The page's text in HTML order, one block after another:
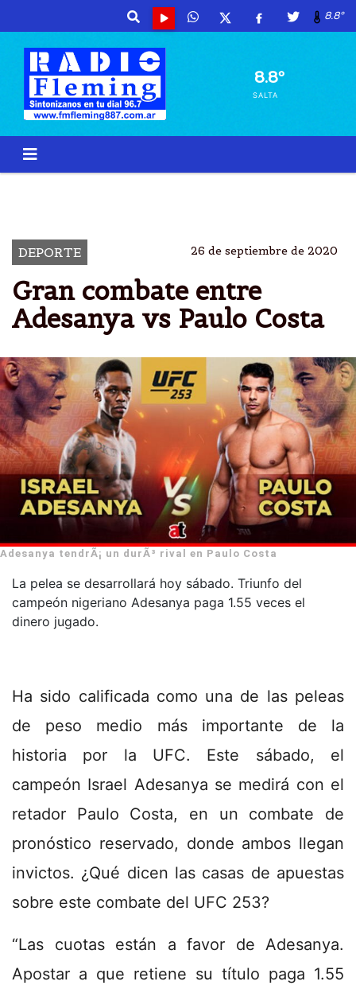
8.8º
8.8º
SALTA
DEPORTE 26 de septiembre de 2020
Gran combate entre
Adesanya vs Paulo Costa
Adesanya tendrÃ¡ un durÃ³ rival en Paulo Costa
La pelea se desarrollará hoy sábado. Triunfo del
campeón nigeriano Adesanya paga 1.55 veces el
dinero jugado.
Ha sido calificada como una de las peleas
de peso medio más importante de la
historia por la UFC. Este sábado, el
campeón Israel Adesanya se medirá con el
retador Paulo Costa, en un combate de
pronóstico reservado, donde ambos llegan
invictos. ¿Qué dicen las casas de apuestas
sobre este combate del UFC 253?
“Las cuotas están a favor de Adesanya.
Apostar a que retiene su título paga 1.55